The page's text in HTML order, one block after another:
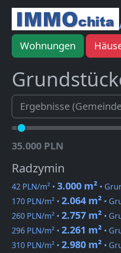
Wohnungen
35.000 PLN
Radzymin
42 PLN/m² • 3.000 m² •
170 PLN/m² • 2.064 m² •
260 PLN/m² • 2.757 m² •
296 PLN/m² • 2.261 m² •
310 PLN/m² • 2.980 m² •